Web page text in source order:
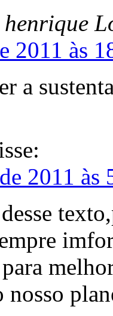
2011 às
a
2011 às
nosso